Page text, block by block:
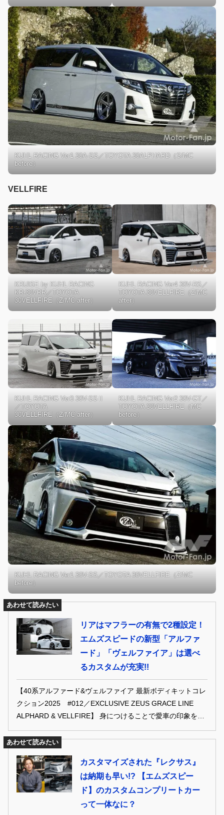
KUHL RACING Ver1 30A-SS／TOYOTA 30ALPHARD（S/MC
before）
VELLFIRE
KRUISE by KUHL RACING
KR-30VRR／TOYOTA
30VELLFIRE（Z/MC after）
KUHL RACING Ver4 30V-RS／
TOYOTA 30VELLFIRE（Z/MC
after）
KUHL RACING Ver3 30V-SSⅡ
／TOYOTA
30VELLFIRE（Z/MC after）
KUHL RACING Ver2 30V-GT／
TOYOTA 30VELLFIRE（MC
before）
KUHL RACING Ver1 30V-SS／TOYOTA 30VELLFIRE（Z/MC
before）
あわせて読みたい
リアはマフラーの有無で2種設定！
エムズスピードの新型「アルファ
ード」「ヴェルファイア」は選べ
るカスタムが充実!!
【40系アルファード&ヴェルファイア 最新ボディキットコレ
クション2025 #012／EXCLUSIVE ZEUS GRACE LINE
ALPHARD & VELLFIRE】 身につけることで愛車の印象を大
ァード＆ヴェルファイアにも多くのキットが用意されてい
下ろし！ アルファードにヴェルファイアの雰囲気を与えるフ
ルバンパーエアロやしっかりとカスタム感を堪能できるハー
フタイプ、 そしてメインストリームであるフラップスポイラ
ーと40アルヴェルを引き立てるボディキットをとくとご覧あ
あわせて読みたい
カスタマイズされた『レクサス』
は納期も早い!? 【エムズスピー
ド】のカスタムコンプリートカー
って一体なに？